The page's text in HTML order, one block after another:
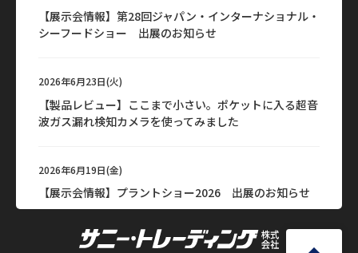
【展示会情報】第28回ジャパン・インターナショナル・
シーフードショー 出展のお知らせ
2026年6月23日(火)
【製品レビュー】ここまで小さい。ポケットに入る超音
波ガス漏れ検知カメラを使ってみました
2026年6月19日(金)
【展示会情報】プラントショー2026 出展のお知らせ
2026年6月15日(月)